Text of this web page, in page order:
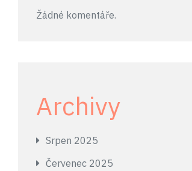
Žádné komentáře.
Archivy
Srpen 2025
Červenec 2025